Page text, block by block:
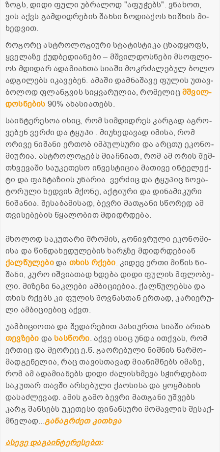
ზოგს, დიდი ფული უბ­რა­ლოდ "აფუ­ჭებს". ვნა­ხოთ,
ვის აქვს გამ­დიდ­რე­ბის შან­სი ზო­დი­ა­ქოს ნიშ­ნის მი­
ხედ­ვით.
რო­გორც ას­ტრო­ლო­გი­უ­რი სტა­ტის­ტი­კა ცხად­ყოფს,
ყვე­ლა­ზე ქუდ­ბე­დი­ა­ნე­ბი – მშვილ­დოს­ნე­ბი მსოფ­ლი­
ოს მდი­დარ ადა­მი­ან­თა სი­ა­ში მოკ­რძა­ლე­ბულ ბოლო
ად­გი­ლებს იკა­ვე­ბენ. ამა­ში დამ­ნა­შა­ვე ფუ­ლის უთავ­
ბო­ლოდ ფლან­გვის სიყ­ვა­რუ­ლია, რო­მე­ლიცმშვილ­
დოს­ნე­ბის 90% ახა­სი­ა­თებს.
სა­ინ­ტე­რე­სოა ისიც, რომ სიმ­დიდ­რეს კარ­გად აგ­რო­
ვე­ბენ ვერ­ძი და ტყუ­პი . მი­უ­ხე­და­ვად იმი­სა, რომ
ორი­ვე ნი­შა­ნი ერ­თობ იმ­პულ­სუ­რი და არ­ცთუ ეკო­ნო­
მი­უ­რია. ას­ტრო­ლო­გებს მი­აჩ­ნი­ათ, რომ ამ ორის შემ­
თხვე­ვა­ში სა­უ­კე­თე­სო ინ­ვეს­ტი­ცია მა­თი­ვე ინ­ტე­ლექ­
ტი და ფან­ტა­ზი­ის უნა­რია. ვერ­ძიც და ტყუ­პიც ნო­ვა­
ტო­რუ­ლი ხედ­ვის მქო­ნე, აქ­ტი­უ­რი და დი­ნა­მი­კუ­რი
ნი­შა­ნია. შე­სა­ბა­მი­სად, ბევ­რი მათ­გა­ნი სწო­რედ ამ
თვი­სე­ბე­ბის წყა­ლო­ბით მდიდ­რდე­ბა.
მხო­ლოდ სა­კუ­თა­რი შრო­მის, გო­ნივ­რუ­ლი ეკო­ნო­მი­
ი­სა და წინ­და­ხე­დუ­ლე­ბის ხარ­ჯზე მდიდ­რდე­ბი­ან
ქალ­წუ­ლე­ბიდა თხის რქე­ბი. კი­დევ ერთი მი­წის ნი­
შა­ნი, კურო იშ­ვი­ა­თად ხდე­ბა დიდი ფუ­ლის მფლო­ბე­
ლი. მი­ზე­ზი ნაკ­ლე­ბი ამ­ბი­ცი­ე­ბია. ქალ­წუ­ლებ­სა და
თხის რქებს კი ფუ­ლის შოვ­ნას­თან ერ­თად, კა­რი­ე­რუ­
ლი ამ­ბი­ცი­ე­ბიც აქვთ.
უამ­ბი­ცი­ო­თა და შე­და­რე­ბით პა­სი­ურ­თა სი­ა­ში არი­ან
თევ­ზე­ბი და სას­წო­რი. აქვე ისიც უნდა ით­ქვას, რომ
ერ­თიც და მე­ო­რეც ე.წ. გა­ო­რე­ბუ­ლი ნიშ­ნის წარ­მო­
მად­გე­ნე­ლია, რაც თა­ვის­თა­ვად მი­ა­ნიშ­ნებს იმა­ზე,
რომ ამ ადა­მი­ა­ნებს დიდი ძა­ლის­ხმე­ვა სჭირ­დე­ბათ
სა­კუ­თარ თავ­ში არ­სე­ბუ­ლი ქა­ო­სი­სა და ყოყ­მა­ნის
და­საძ­ლე­ვად. ამის გამო ბევ­რი მათ­გა­ნი უშ­ვებს
კარგ შან­სებს უკე­თე­სი ფი­ნან­სუ­რი მო­მავ­ლის შე­საქ­
მნე­ლად...განაგრძეთ კითხვა
ასევე დაგაინტერესებთ: